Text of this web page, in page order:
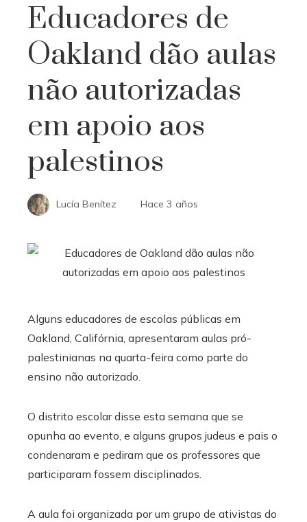
Educadores de
Oakland dão aulas
não autorizadas
em apoio aos
palestinos
Lucía Benítez Hace 3 años
Alguns educadores de escolas públicas em
Oakland, Califórnia, apresentaram aulas pró-
palestinianas na quarta-feira como parte do
ensino não autorizado.
O distrito escolar disse esta semana que se
opunha ao evento, e alguns grupos judeus e pais o
condenaram e pediram que os professores que
participaram fossem disciplinados.
A aula foi organizada por um grupo de ativistas do